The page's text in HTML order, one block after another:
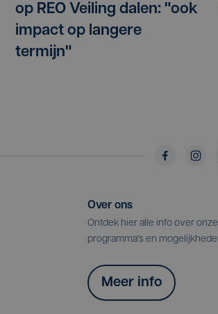
op REO Veiling dalen: "ook
impact op langere
termijn"
Over ons
Ontdek hier alle info over
programma's en
Meer info